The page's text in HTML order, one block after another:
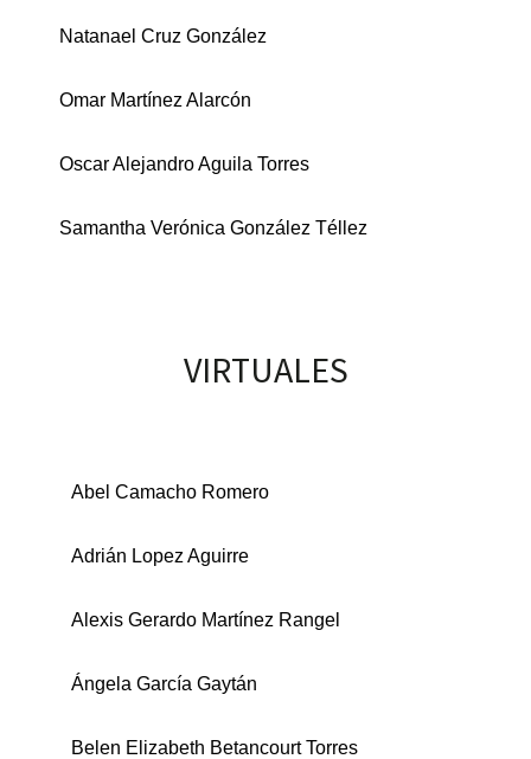
Natanael Cruz González
Omar Martínez Alarcón
Oscar Alejandro Aguila Torres
Samantha Verónica González Téllez
VIRTUALES
Abel Camacho Romero
Adrián Lopez Aguirre
Alexis Gerardo Martínez Rangel
Ángela García Gaytán
Belen Elizabeth Betancourt Torres